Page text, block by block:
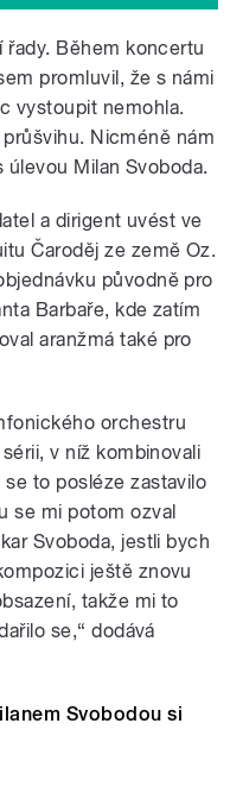
řady. Během koncertu
promluvil, že s námi
vystoupit nemohla.
Nicméně nám
Milan Svoboda.
a dirigent uvést ve
Čaroděj ze země Oz.
původně pro
Barbaře, kde zatím
aranžmá také pro
orchestru
v níž kombinovali
to posléze zastavilo
se mi potom ozval
Svoboda, jestli bych
ještě znovu
takže mi to
se,“ dodává
Svobodou si